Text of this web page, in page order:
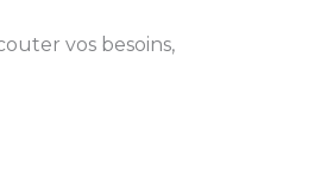
vos besoins,